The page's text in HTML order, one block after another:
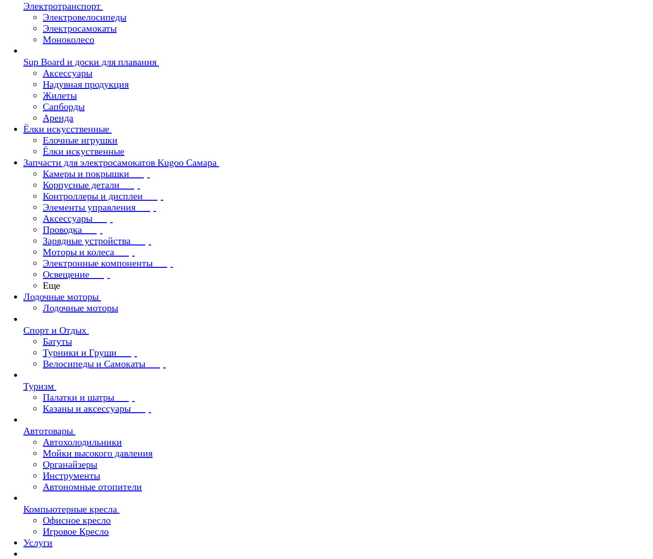
Электротранспорт
Электровелосипеды
Электросамокаты
Моноколесо
Sup Board и доски для плавания
Аксессуары
Надувная продукция
Жилеты
Сапборды
Аренда
Ёлки искусственные
Елочные игрушки
Ёлки искуственные
Запчасти для электросамокатов Kugoo Самара
Камеры и покрышки
Корпусные детали
Контроллеры и дисплеи
Элементы управления
Аксессуары
Проводка
Зарядные устройства
Моторы и колеса
Электронные компоненты
Освещение
Еще
Лодочные моторы
Лодочные моторы
Спорт и Отдых
Батуты
Турники и Груши
Велосипеды и Самокаты
Туризм
Палатки и шатры
Казаны и аксессуары
Автотовары
Автохолодильники
Мойки высокого давления
Органайзеры
Инструменты
Автономные отопители
Компьютерные кресла
Офисное кресло
Игровое Кресло
Услуги